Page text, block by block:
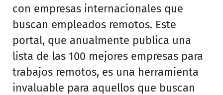
con empresas internacionales que
buscan empleados remotos. Este
portal, que anualmente publica una
lista de las 100 mejores empresas para
trabajos remotos, es una herramienta
invaluable para aquellos que buscan